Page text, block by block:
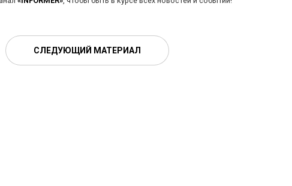
СЛЕДУЮЩИЙ МАТЕРИАЛ